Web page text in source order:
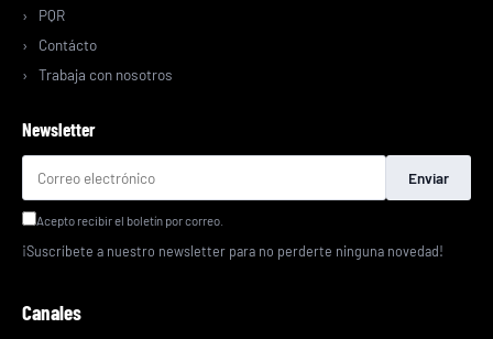
PQR
Contácto
Trabaja con nosotros
Newsletter
Enviar
Acepto recibir el boletín por correo.
¡Suscríbete a nuestro newsletter para no perderte ninguna novedad!
Canales